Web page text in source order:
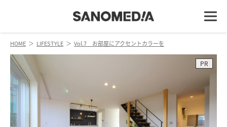
HOME ＞ LIFESTYLE ＞ Vol.7 お部屋にアクセントカラーを
PR